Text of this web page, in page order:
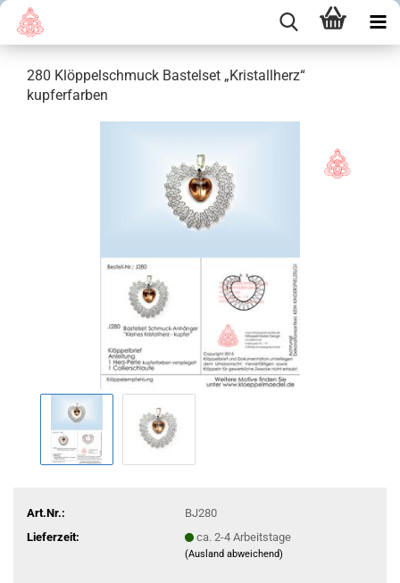
280 Klöppelschmuck Bastelset „Kristallherz“
kupferfarben
Art.Nr.:
BJ280
Lieferzeit:
ca. 2-4 Arbeitstage
(Ausland abweichend)